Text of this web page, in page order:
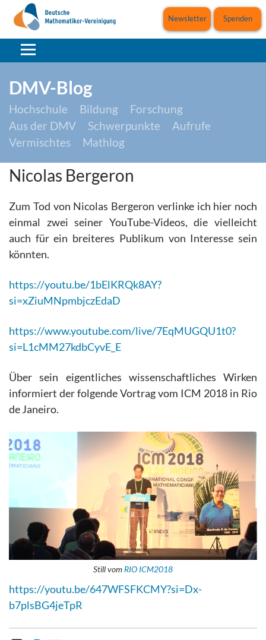
Spenden
Newsletter
DMV-Blog
Hochschule Bildung
Forschung
Aus der DMV
Schwerpunkte
Aufrufe
Vermischtes
Mathlog
Nicolas Bergeron
Zum Tod von Nicolas Bergeron verlinke ich hier noch
einmal zwei seiner YouTube-Videos, die vielleicht
auch für ein breiteres Publikum von Interesse sein
könnten.
https://youtu.be/1bElKRQk8AY?
si=xZiuMNpmbjczEdaD
https://www.youtube.com/live/7EqMUGQU1t0?
si=L1cMM27kdbCyvE_E
Über sein eigentliches wissenschaftliches Wirken
informiert der folgende Vortrag vom ICM 2018 in Rio
de Janeiro.
Still vom RIO ICM2018
https://youtu.be/647WFSFKCMY?si=Dx-
b7plsBG4jeTpR